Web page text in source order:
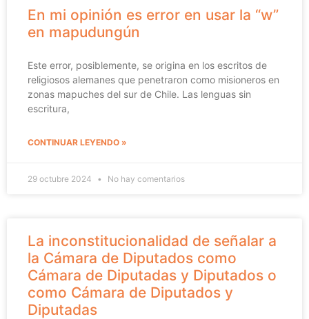
En mi opinión es error en usar la “w”
en mapudungún
Este error, posiblemente, se origina en los escritos de
religiosos alemanes que penetraron como misioneros en
zonas mapuches del sur de Chile. Las lenguas sin
escritura,
CONTINUAR LEYENDO »
29 octubre 2024 No hay comentarios
La inconstitucionalidad de señalar a
la Cámara de Diputados como
Cámara de Diputadas y Diputados o
como Cámara de Diputados y
Diputadas